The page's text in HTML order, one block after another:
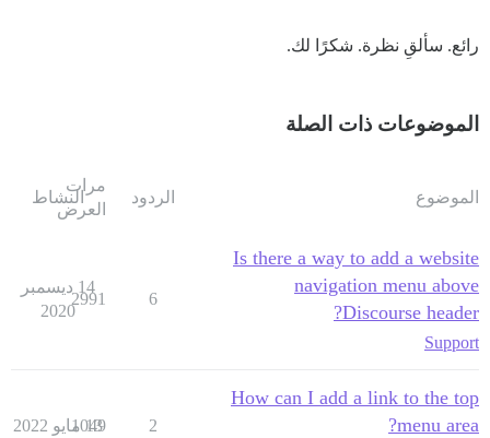
رائع. سألقِ نظرة. شكرًا لك.
الموضوعات ذات الصلة
الموضوع الردود
مرات
العرض
النشاط
Is there a way to add a website
navigation menu above
Discourse header?
Support
6
2991
14 ديسمبر
2020
How can I add a link to the top
menu area?
2
1049
13 مايو 2022